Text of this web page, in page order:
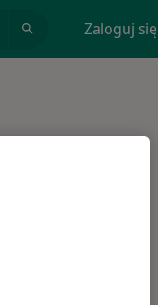
Zaloguj się